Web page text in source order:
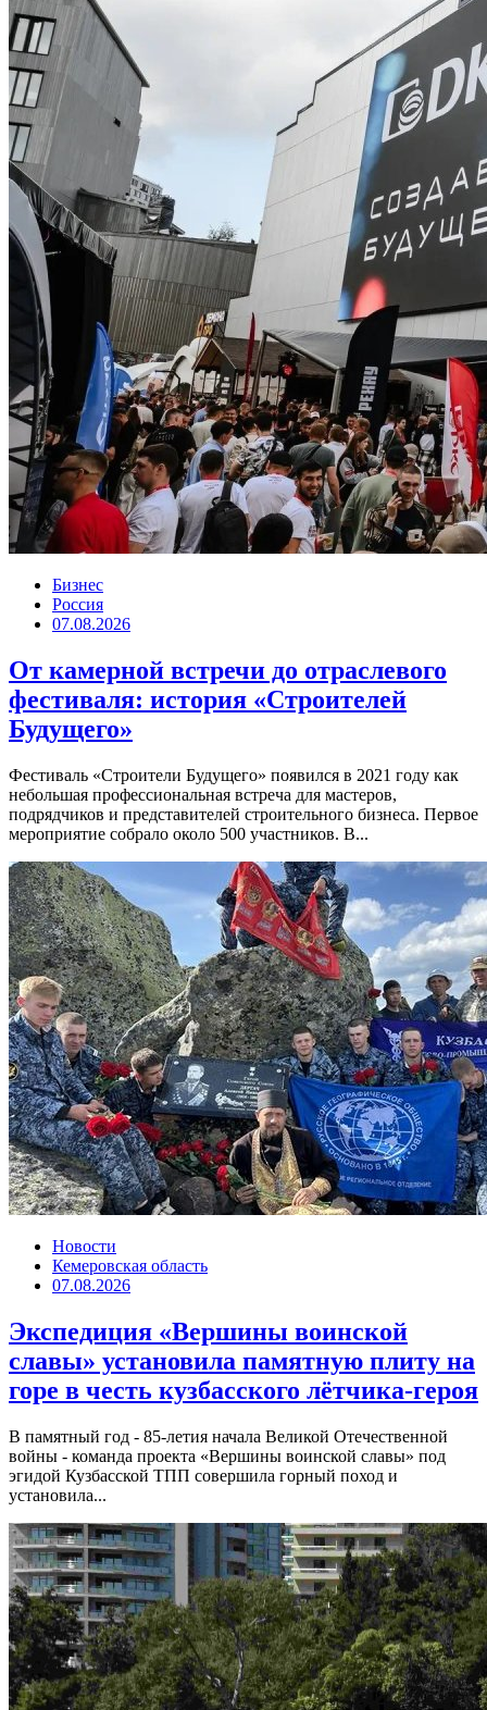
Бизнес
Россия
07.08.2026
От камерной встречи до отраслевого
фестиваля: история «Строителей
Будущего»
Фестиваль «Строители Будущего» появился в 2021 году как
небольшая профессиональная встреча для мастеров,
подрядчиков и представителей строительного бизнеса. Первое
мероприятие собрало около 500 участников. В...
Новости
Кемеровская область
07.08.2026
Экспедиция «Вершины воинской
славы» установила памятную плиту на
горе в честь кузбасского лётчика-героя
В памятный год - 85-летия начала Великой Отечественной
войны - команда проекта «Вершины воинской славы» под
эгидой Кузбасской ТПП совершила горный поход и
установила...